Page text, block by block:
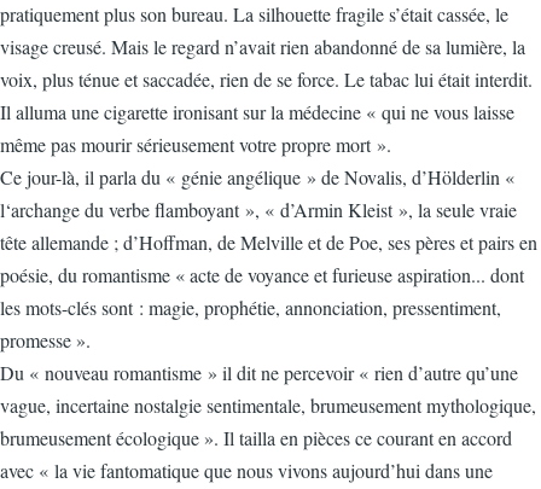
pratiquement plus son bureau. La silhouette fragile s’était cassée, le
visage creusé. Mais le regard n’avait rien abandonné de sa lumière, la
voix, plus ténue et saccadée, rien de se force. Le tabac lui était interdit.
Il alluma une cigarette ironisant sur la médecine « qui ne vous laisse
même pas mourir sérieusement votre propre mort ».
Ce jour-là, il parla du « génie angélique » de Novalis, d’Hölderlin «
l‘archange du verbe flamboyant », « d’Armin Kleist », la seule vraie
tête allemande ; d’Hoffman, de Melville et de Poe, ses pères et pairs en
poésie, du romantisme « acte de voyance et furieuse aspiration... dont
les mots-clés sont : magie, prophétie, annonciation, pressentiment,
promesse ».
Du « nouveau romantisme » il dit ne percevoir « rien d’autre qu’une
vague, incertaine nostalgie sentimentale, brumeusement mythologique,
brumeusement écologique ». Il tailla en pièces ce courant en accord
avec « la vie fantomatique que nous vivons aujourd’hui dans une